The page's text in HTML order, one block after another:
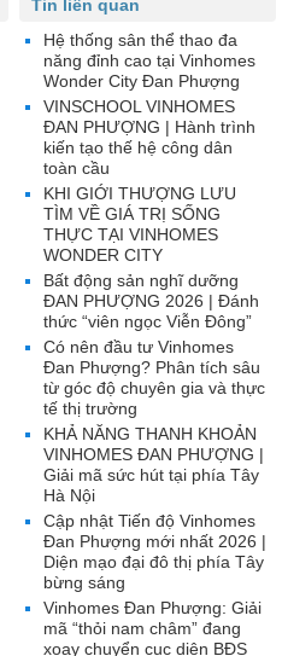
Tin liên quan
Hệ thống sân thể thao đa
năng đỉnh cao tại Vinhomes
Wonder City Đan Phượng
VINSCHOOL VINHOMES
ĐAN PHƯỢNG | Hành trình
kiến tạo thế hệ công dân
toàn cầu
KHI GIỚI THƯỢNG LƯU
TÌM VỀ GIÁ TRỊ SỐNG
THỰC TẠI VINHOMES
WONDER CITY
Bất động sản nghĩ dưỡng
ĐAN PHƯỢNG 2026 | Đánh
thức “viên ngọc Viễn Đông”
Có nên đầu tư Vinhomes
Đan Phượng? Phân tích sâu
từ góc độ chuyên gia và thực
tế thị trường
KHẢ NĂNG THANH KHOẢN
VINHOMES ĐAN PHƯỢNG |
Giải mã sức hút tại phía Tây
Hà Nội
Cập nhật Tiến độ Vinhomes
Đan Phượng mới nhất 2026 |
Diện mạo đại đô thị phía Tây
bừng sáng
Vinhomes Đan Phượng: Giải
mã “thỏi nam châm” đang
xoay chuyển cục diện BĐS